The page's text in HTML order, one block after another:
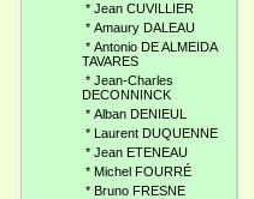
* Jean CUVILLIER
* Amaury DALEAU
* Antonio DE ALMEIDA
TAVARES
* Jean-Charles
DECONNINCK
* Alban DENIEUL
* Laurent DUQUENNE
* Jean ETENEAU
* Michel FOURRÉ
* Bruno FRESNE